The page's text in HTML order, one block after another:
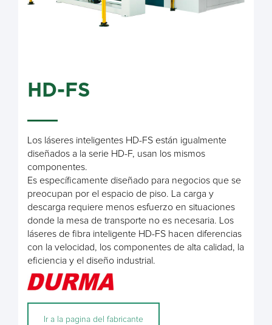
HD-FS
Los láseres inteligentes HD-FS están igualmente
diseñados a la serie HD-F, usan los mismos
componentes.
Es específicamente diseñado para negocios que se
preocupan por el espacio de piso. La carga y
descarga requiere menos esfuerzo en situaciones
donde la mesa de transporte no es necesaria. Los
láseres de fibra inteligente HD-FS hacen diferencias
con la velocidad, los componentes de alta calidad, la
eficiencia y el diseño industrial.
Ir a la pagina del fabricante